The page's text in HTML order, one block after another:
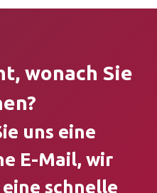
wonach Sie
uns eine
E-Mail, wir
schnelle